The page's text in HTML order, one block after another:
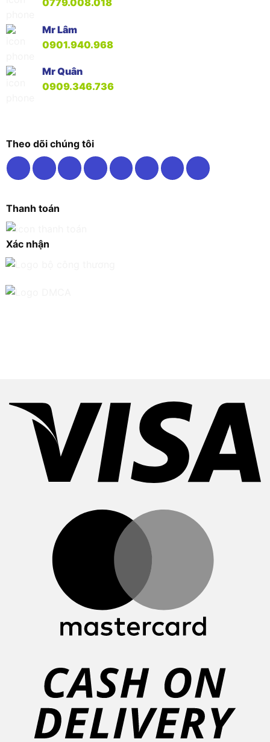
0779.008.018
Mr Lâm
0901.940.968
Mr Quân
0909.346.736
Theo dõi chúng tôi
Thanh toán
Xác nhận